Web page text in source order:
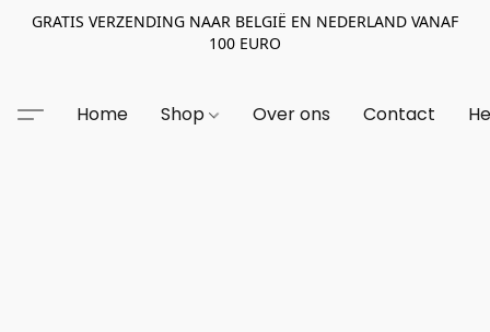
GRATIS VERZENDING NAAR BELGIË EN NEDERLAND VANAF
100 EURO
Home Shop Over ons Contact